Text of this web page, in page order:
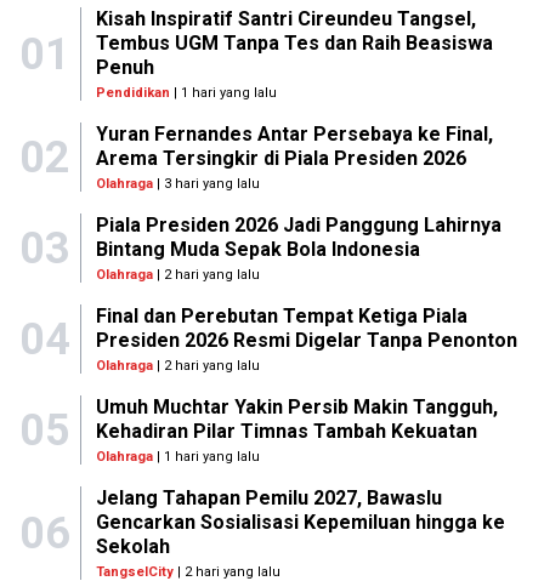
01
Kisah Inspiratif Santri Cireundeu Tangsel,
Tembus UGM Tanpa Tes dan Raih Beasiswa
Penuh
Pendidikan | 1 hari yang lalu
02
Yuran Fernandes Antar Persebaya ke Final,
Arema Tersingkir di Piala Presiden 2026
Olahraga| 3 hari yang lalu
03
Piala Presiden 2026 Jadi Panggung Lahirnya
Bintang Muda Sepak Bola Indonesia
Olahraga| 2 hari yang lalu
04
Final dan Perebutan Tempat Ketiga Piala
Presiden 2026 Resmi Digelar Tanpa Penonton
Olahraga| 2 hari yang lalu
05
Umuh Muchtar Yakin Persib Makin Tangguh,
Kehadiran Pilar Timnas Tambah Kekuatan
Olahraga| 1 hari yang lalu
06
Jelang Tahapan Pemilu 2027, Bawaslu
Gencarkan Sosialisasi Kepemiluan hingga ke
Sekolah
TangselCity| 2 hari yang lalu